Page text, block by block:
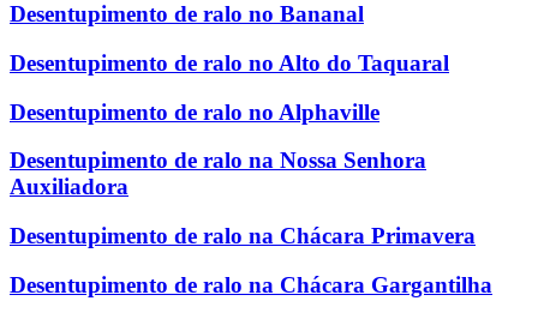
Desentupimento de ralo no Bananal
Desentupimento de ralo no Alto do Taquaral
Desentupimento de ralo no Alphaville
Desentupimento de ralo na Nossa Senhora
Auxiliadora
Desentupimento de ralo na Chácara Primavera
Desentupimento de ralo na Chácara Gargantilha